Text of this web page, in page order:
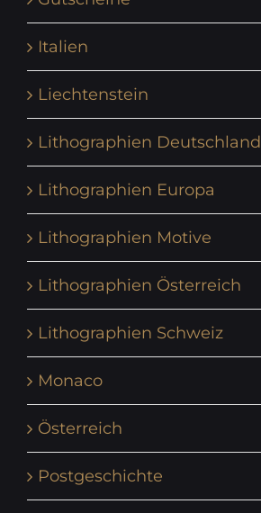
Italien
Liechtenstein
Lithographien Deutschland
Lithographien Europa
Lithographien Motive
Lithographien Österreich
Lithographien Schweiz
Monaco
Österreich
Postgeschichte